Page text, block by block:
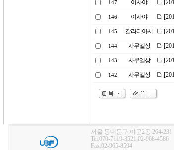
147 이사야
146 이사야
145 갈라디아서
144 사무엘상
143 사무엘상
142 사무엘상
서울 동대문구 이문2동 264-231
Tel:070-7119-3521,02-968-4586
Fax:02-965-8594